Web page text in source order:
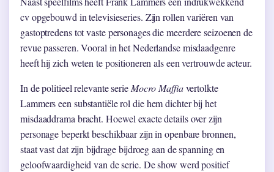
cv opgebouwd in televisieseries. Zijn rollen variëren van
gastoptredens tot vaste personages die meerdere seizoenen de
revue passeren. Vooral in het Nederlandse misdaadgenre
heeft hij zich weten te positioneren als een vertrouwde acteur.
In de politieel relevante serieMocro Maffiavertolkte
Lammers een substantiële rol die hem dichter bij het
misdaaddrama bracht. Hoewel exacte details over zijn
personage beperkt beschikbaar zijn in openbare bronnen,
staat vast dat zijn bijdrage bijdroeg aan de spanning en
geloofwaardigheid van de serie. De show werd positief